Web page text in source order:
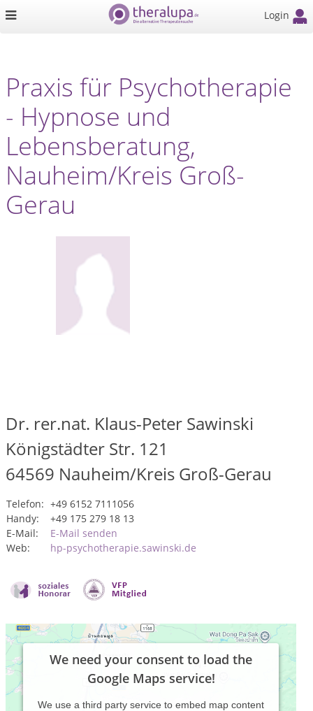
Login
Praxis für Psychotherapie
- Hypnose und
Lebensberatung,
Nauheim/Kreis Groß-
Gerau
Dr. rer.nat. Klaus-Peter Sawinski
Königstädter Str. 121
64569 Nauheim/Kreis Groß-Gerau
Telefon: +49 6152 7111056
Handy:
+49 175 279 18 13
E-Mail:
E-Mail senden
Web:
hp-psychotherapie.sawinski.de
We need your consent to load the
Google Maps service!
We use a third party service to embed map content